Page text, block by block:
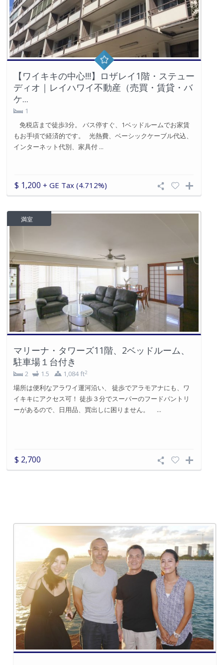
【ワイキキの中心!!!】ロザレイ1階・ステュー
ディオ｜レイハワイ不動産（売買・賃貸・バ
ケ...
1
免税店まで徒歩3分。 バス停すぐ、1ベッドルームでお家賃
もお手頃で経済的です。 光熱費、ベーシックケーブル代込、
インターネット代別、家具付 ...
$ 1,200 + GE Tax (4.712%)
満室
マリーナ・タワーズ11階、2ベッドルーム、
駐車場１台付き
2 1.5 1,084 ft2
場所は便利なアラワイ運河沿い、 徒歩でアラモアナにも、ワ
イキキにアクセス可！ 徒歩３分でスーパーのフードパントリ
ーがあるので、日用品、買出しに困りません。 ...
$ 2,700